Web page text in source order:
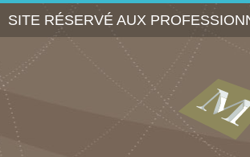
SITE RÉSERVÉ AUX